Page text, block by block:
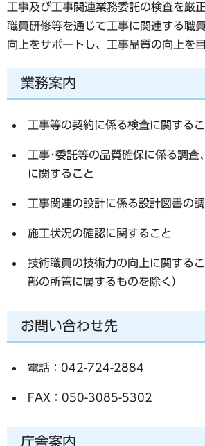
工事及び工事関連業務委託の検査を厳
職員研修等を通じて工事に関連する職
向上をサポートし、工事品質の向上を
業務案内
工事等の契約に係る検査に関する
工事･委託等の品質確保に係る調査
に関すること
工事関連の設計に係る設計図書の
施工状況の確認に関すること
技術職員の技術力の向上に関する
部の所管に属するものを除く）
お問い合わせ先
電話：042-724-2884
FAX：050-3085-5302
庁舎案内